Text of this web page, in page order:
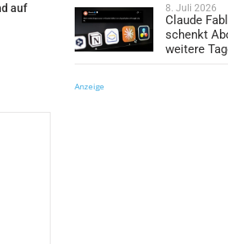
auf
8. Juli 2026
Claude
schenkt
weitere
Anzeige